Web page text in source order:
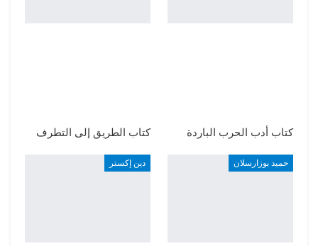
كتاب أدب الحرب الباردة كتاب الطريق إلى التطرف
حميد بوزارسلان دين إكستر